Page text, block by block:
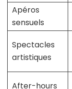
Apéros
sensuels
Spectacles
artistiques
After-hours